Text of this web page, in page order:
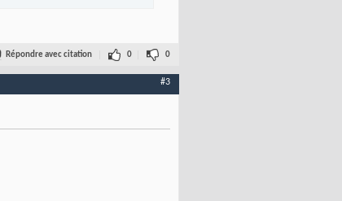
Répondre avec citation 0 0
#3